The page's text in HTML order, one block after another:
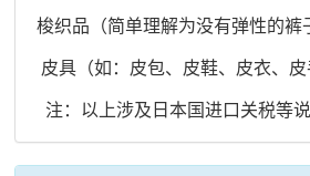
梭织品（简单理解为没有弹性的裤
皮具（如：皮包、皮鞋、皮衣、
注：以上涉及日本国进口关税等